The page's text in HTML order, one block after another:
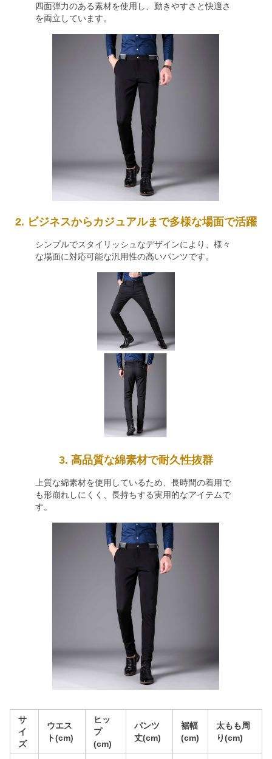
四面弾力のある素材を使用し、動きやすさと快適さ
を両立しています。
2. ビジネスからカジュアルまで多様な場面で活躍
シンプルでスタイリッシュなデザインにより、様々
な場面に対応可能な汎用性の高いパンツです。
3. 高品質な綿素材で耐久性抜群
上質な綿素材を使用しているため、長時間の着用で
も形崩れしにくく、長持ちする実用的なアイテムで
す。
サ
イ
ズ
ウエス
ト(cm)
ヒッ
プ
(cm)
パンツ
丈(cm)
裾幅
(cm)
太もも周
り(cm)